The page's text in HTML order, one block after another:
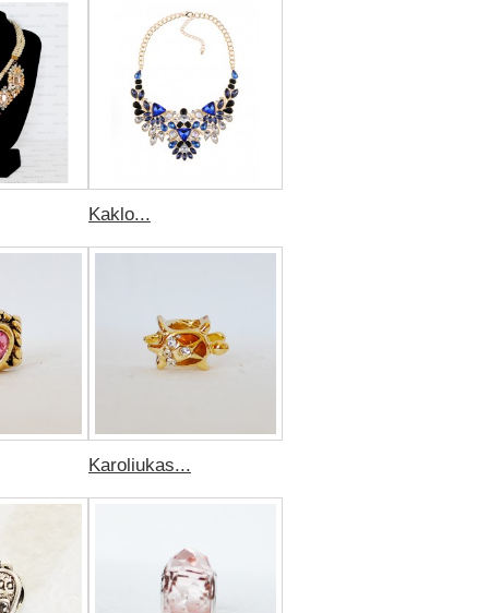
Kaklo...
Karoliukas...